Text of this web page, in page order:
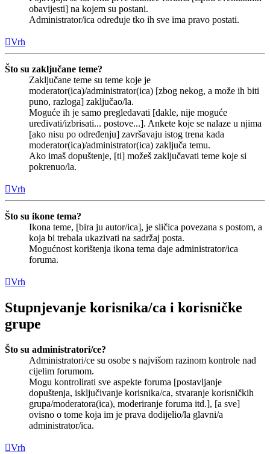
obavijesti] na kojem su postani.
Administrator/ica određuje tko ih sve ima pravo postati.
Vrh
Što su zaključane teme?
Zaključane teme su teme koje je
moderator(ica)/administrator(ica) [zbog nekog, a može ih biti
puno, razloga] zaključao/la.
Moguće ih je samo pregledavati [dakle, nije moguće
uređivati/izbrisati... postove...]. Ankete koje se nalaze u njima
[ako nisu po određenju] završavaju istog trena kada
moderator(ica)/administrator(ica) zaključa temu.
Ako imaš dopuštenje, [ti] možeš zaključavati teme koje si
pokrenuo/la.
Vrh
Što su ikone tema?
Ikona teme, [bira ju autor/ica], je sličica povezana s postom, a
koja bi trebala ukazivati na sadržaj posta.
Mogućnost korištenja ikona tema daje administrator/ica
foruma.
Vrh
Stupnjevanje korisnika/ca i korisničke
grupe
Što su administratori/ce?
Administratori/ce su osobe s najvišom razinom kontrole nad
cijelim forumom.
Mogu kontrolirati sve aspekte foruma [postavljanje
dopuštenja, isključivanje korisnika/ca, stvaranje korisničkih
grupa/moderatora(ica), moderiranje foruma itd.], [a sve]
ovisno o tome koja im je prava dodijelio/la glavni/a
administrator/ica.
Vrh